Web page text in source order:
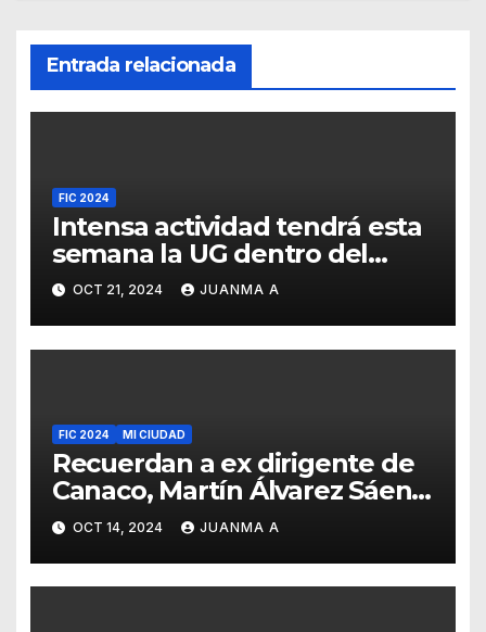
Entrada relacionada
FIC 2024
Intensa actividad tendrá esta
semana la UG dentro del
programa del FIC
OCT 21, 2024 JUANMA A
FIC 2024 MI CIUDAD
Recuerdan a ex dirigente de
Canaco, Martín Álvarez Sáenz
al iniciar el FIC
OCT 14, 2024 JUANMA A